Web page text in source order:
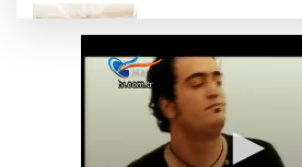
688 milyon TL tarımsal
Yapay zeka genç
açıyor